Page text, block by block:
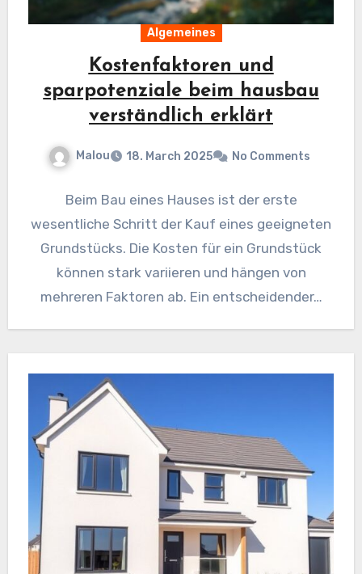
Algemeines
Kostenfaktoren und
sparpotenziale beim hausbau
verständlich erklärt
Malou 18. March 2025 No Comments
Beim Bau eines Hauses ist der erste
wesentliche Schritt der Kauf eines geeigneten
Grundstücks. Die Kosten für ein Grundstück
können stark variieren und hängen von
mehreren Faktoren ab. Ein entscheidender…